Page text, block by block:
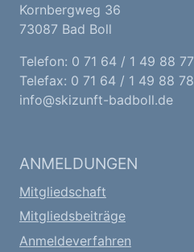
Kornbergweg 36
73087 Bad Boll
Telefon: 0 71 64 / 1 49 88 77
Telefax: 0 71 64 / 1 49 88 78
info@skizunft-badboll.de
ANMELDUNGEN
Mitgliedschaft
Mitgliedsbeiträge
Anmeldeverfahren